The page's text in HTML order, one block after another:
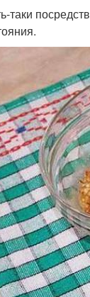
таки